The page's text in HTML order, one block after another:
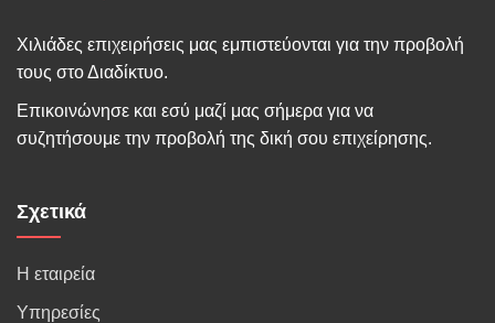
Χιλιάδες επιχειρήσεις μας εμπιστεύονται για την προβολή
τους στο Διαδίκτυο.
Επικοινώνησε και εσύ μαζί μας σήμερα για να
συζητήσουμε την προβολή της δική σου επιχείρησης.
Σχετικά
Η εταιρεία
Υπηρεσίες